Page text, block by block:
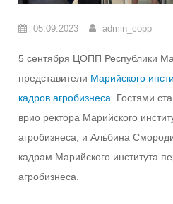
05.09.2023 admin_copp
5 сентября ЦОПП Республики
представители Марийского
кадров агробизнеса . Гостями
врио ректора Марийского
агробизнеса, и Альбина
кадрам Марийского института
агробизнеса.